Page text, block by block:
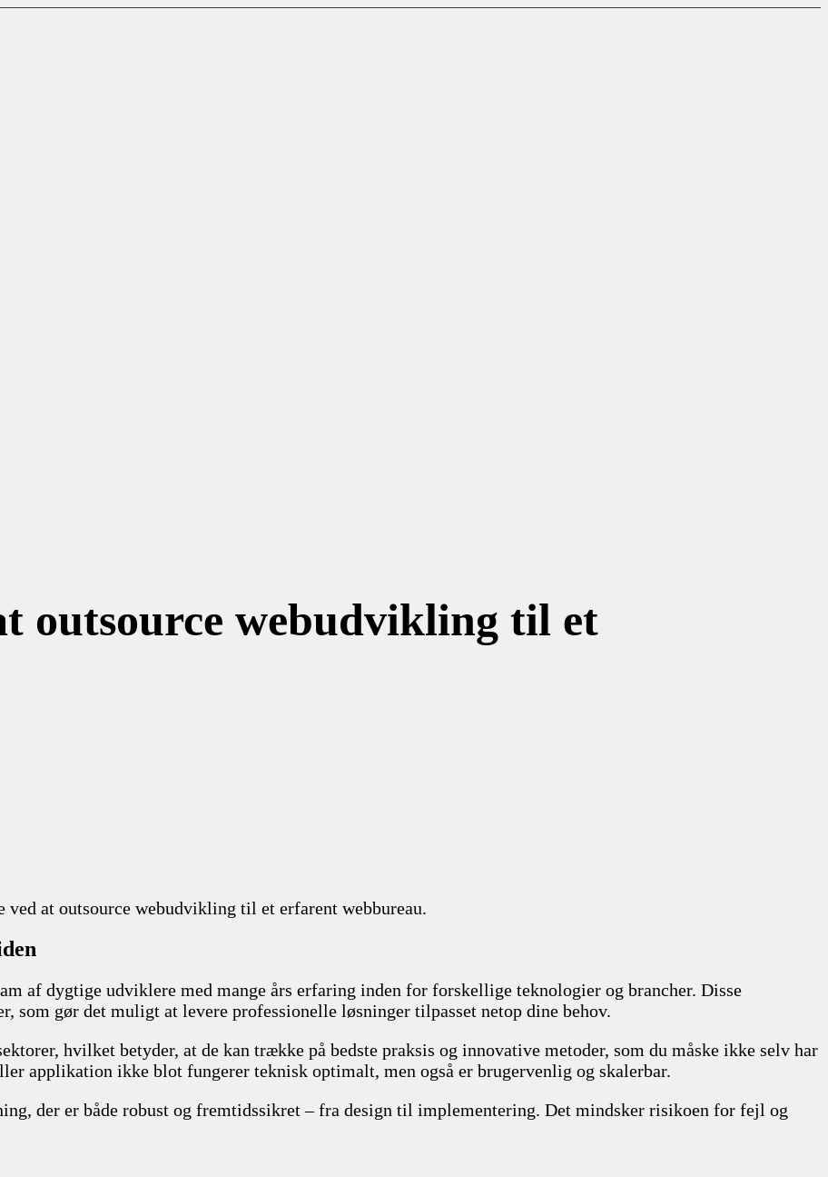
outsource webudvikling til et
at outsource webudvikling til et erfarent webbureau.
af dygtige udviklere med mange års erfaring inden for forskellige teknologier og brancher. Disse
som gør det muligt at levere professionelle løsninger tilpasset netop dine behov.
hvilket betyder, at de kan trække på bedste praksis og innovative metoder, som du måske ikke selv har
applikation ikke blot fungerer teknisk optimalt, men også er brugervenlig og skalerbar.
der er både robust og fremtidssikret – fra design til implementering. Det mindsker risikoen for fejl og